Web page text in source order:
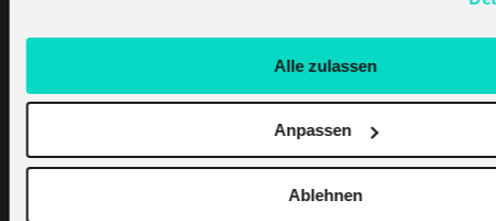
Alle zulassen
Anpassen
Ablehnen
Kontakt
Über uns